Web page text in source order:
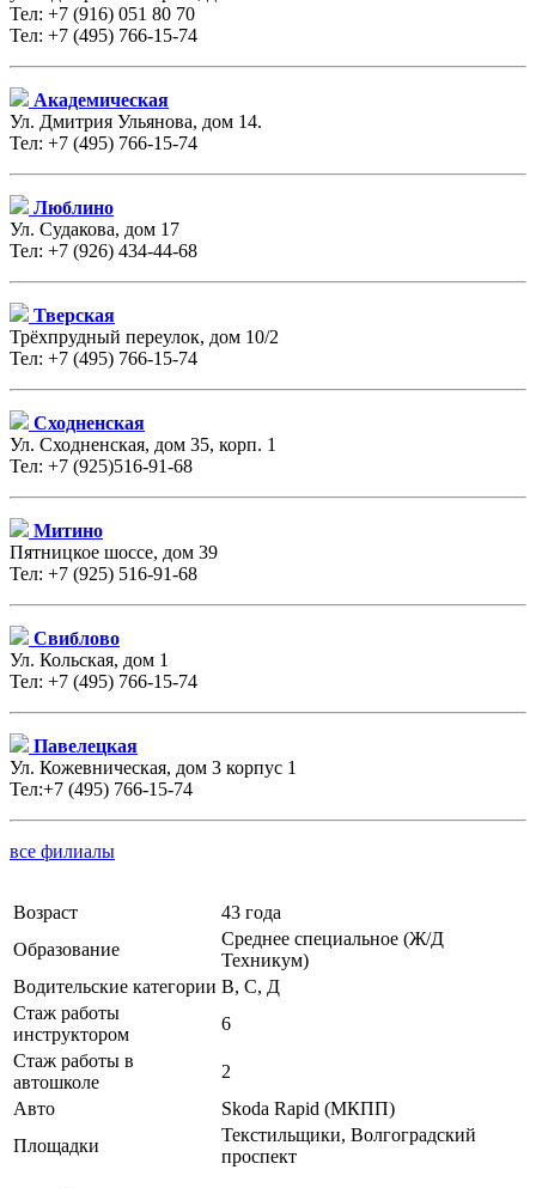
Тел: +7 (916) 051 80 70
Тел: +7 (495) 766-15-74
Академическая
Ул. Дмитрия Ульянова, дом 14.
Тел: +7 (495) 766-15-74
Люблино
Ул. Судакова, дом 17
Тел: +7 (926) 434-44-68
Тверская
Трёхпрудный переулок, дом 10/2
Тел: +7 (495) 766-15-74
Сходненская
Ул. Сходненская, дом 35, корп. 1
Тел: +7 (925)516-91-68
Митино
Пятницкое шоссе, дом 39
Тел: +7 (925) 516-91-68
Свиблово
Ул. Кольская, дом 1
Тел: +7 (495) 766-15-74
Павелецкая
Ул. Кожевническая, дом 3 корпус 1
Тел:+7 (495) 766-15-74
все филиалы
Возраст
43 года
Образование
Среднее специальное (Ж/Д
Техникум)
Водительские категории В, С, Д
Стаж работы
инструктором
6
Стаж работы в
автошколе
2
Авто
Skoda Rapid (МКПП)
Площадки
Текстильщики, Волгоградский
проспект